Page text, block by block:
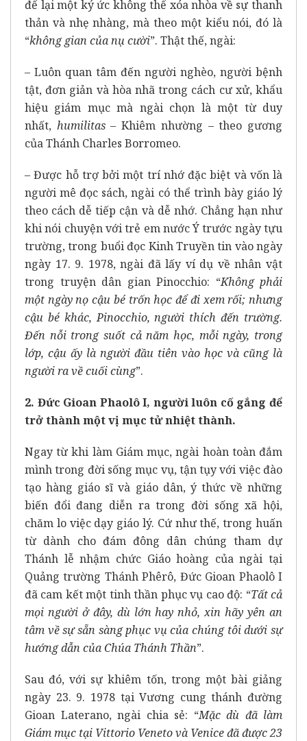
để lại một ký ức không thể xóa nhòa về sự thanh
thản và nhẹ nhàng, mà theo một kiểu nói, đó là
“không gian của nụ cười”. Thật thế, ngài:
– Luôn quan tâm đến người nghèo, người bệnh
tật, đơn giản và hòa nhã trong cách cư xử, khẩu
hiệu giám mục mà ngài chọn là một từ duy
nhất, humilitas– Khiêm nhường – theo gương
của Thánh Charles Borromeo.
– Được hỗ trợ bởi một trí nhớ đặc biệt và vốn là
người mê đọc sách, ngài có thể trình bày giáo lý
theo cách dễ tiếp cận và dễ nhớ. Chẳng hạn như
khi nói chuyện với trẻ em nước Ý trước ngày tựu
trường, trong buổi đọc Kinh Truyền tin vào ngày
ngày 17. 9. 1978, ngài đã lấy ví dụ về nhân vật
trong truyện dân gian Pinocchio: “Không phải
một ngày nọ cậu bé trốn học để đi xem rối; nhưng
cậu bé khác, Pinocchio, người thích đến trường.
Đến nỗi trong suốt cả năm học, mỗi ngày, trong
lớp, cậu ấy là người đầu tiên vào học và cũng là
người ra về cuối cùng”.
2. Đức Gioan Phaolô I, người luôn cố gắng để
trở thành một vị mục tử nhiệt thành.
Ngay từ khi làm Giám mục, ngài hoàn toàn đắm
mình trong đời sống mục vụ, tận tụy với việc đào
tạo hàng giáo sĩ và giáo dân, ý thức về những
biến đổi đang diễn ra trong đời sống xã hội,
chăm lo việc dạy giáo lý. Cứ như thế, trong huấn
từ dành cho đám đông dân chúng tham dự
Thánh lễ nhậm chức Giáo hoàng của ngài tại
Quảng trường Thánh Phêrô, Đức Gioan Phaolô I
đã cam kết một tinh thần phục vụ cao độ: “Tất cả
mọi người ở đây, dù lớn hay nhỏ, xin hãy yên an
tâm về sự sẵn sàng phục vụ của chúng tôi dưới sự
hướng dẫn của Chúa Thánh Thần”.
Sau đó, với sự khiêm tốn, trong một bài giảng
ngày 23. 9. 1978 tại Vương cung thánh đường
Gioan Laterano, ngài chia sẻ: “Mặc dù đã làm
Giám mục tại Vittorio Veneto và Venice đã được 23